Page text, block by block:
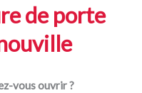
de porte
vous ouvrir ?